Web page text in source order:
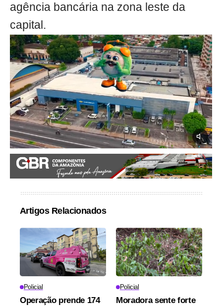
agência bancária na zona leste da
capital.
Artigos Relacionados
Policial
Operação prende 174
Policial
Moradora sente forte